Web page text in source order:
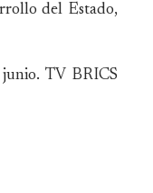
del Estado,
TV BRICS